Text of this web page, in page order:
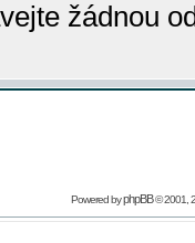
žádnou
Powered byphpBB© 2001,